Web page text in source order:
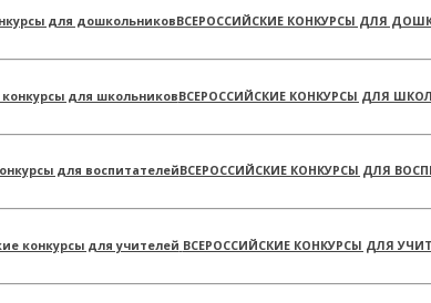
ВСЕРОССИЙСКИЕ КОНКУРСЫ ДЛЯ
ВСЕРОССИЙСКИЕ КОНКУРСЫ ДЛЯ
ВСЕРОССИЙСКИЕ КОНКУРСЫ ДЛЯ
ВСЕРОССИЙСКИЕ КОНКУРСЫ ДЛЯ